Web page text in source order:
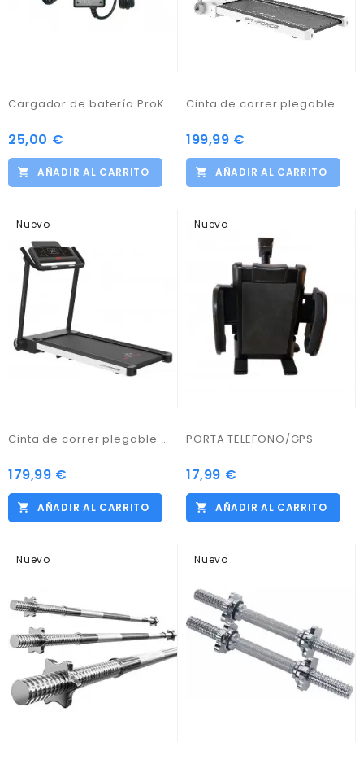
Cargador de batería ProKaddy 12V
25,00 €
AÑADIR AL CARRITO
Cinta de correr plegable marca Fit-Force Modelo 1750BT blanco con bluetooth Velocidad 0.8 HASTA 16 kmph
199,99 €
AÑADIR AL CARRITO
Nuevo
Cinta de correr plegable marca Fit-Force Modelo 1750BT Negro con bluetooth Velocidad 0.8 HASTA 16 kmph
179,99 €
AÑADIR AL CARRITO
Nuevo
PORTA TELEFONO/GPS
17,99 €
AÑADIR AL CARRITO
Nuevo Nuevo